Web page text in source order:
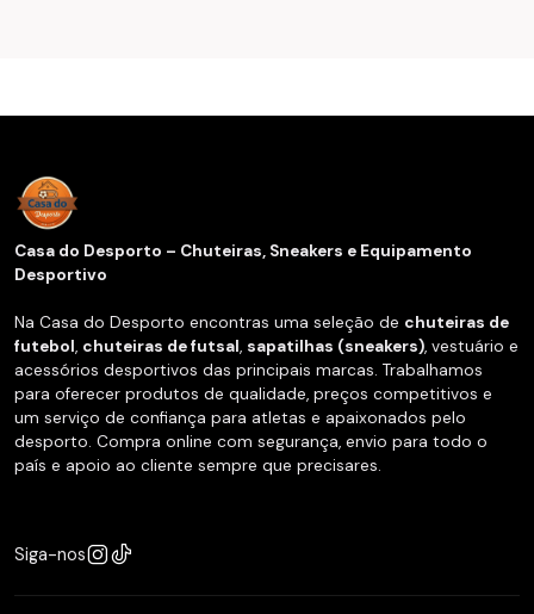
Casa do Desporto – Chuteiras, Sneakers e Equipamento
Desportivo
Na Casa do Desporto encontras uma seleção de chuteiras de
futebol, chuteiras de futsal, sapatilhas (sneakers), vestuário e
acessórios desportivos das principais marcas. Trabalhamos
para oferecer produtos de qualidade, preços competitivos e
um serviço de confiança para atletas e apaixonados pelo
desporto. Compra online com segurança, envio para todo o
país e apoio ao cliente sempre que precisares.
Siga-nos